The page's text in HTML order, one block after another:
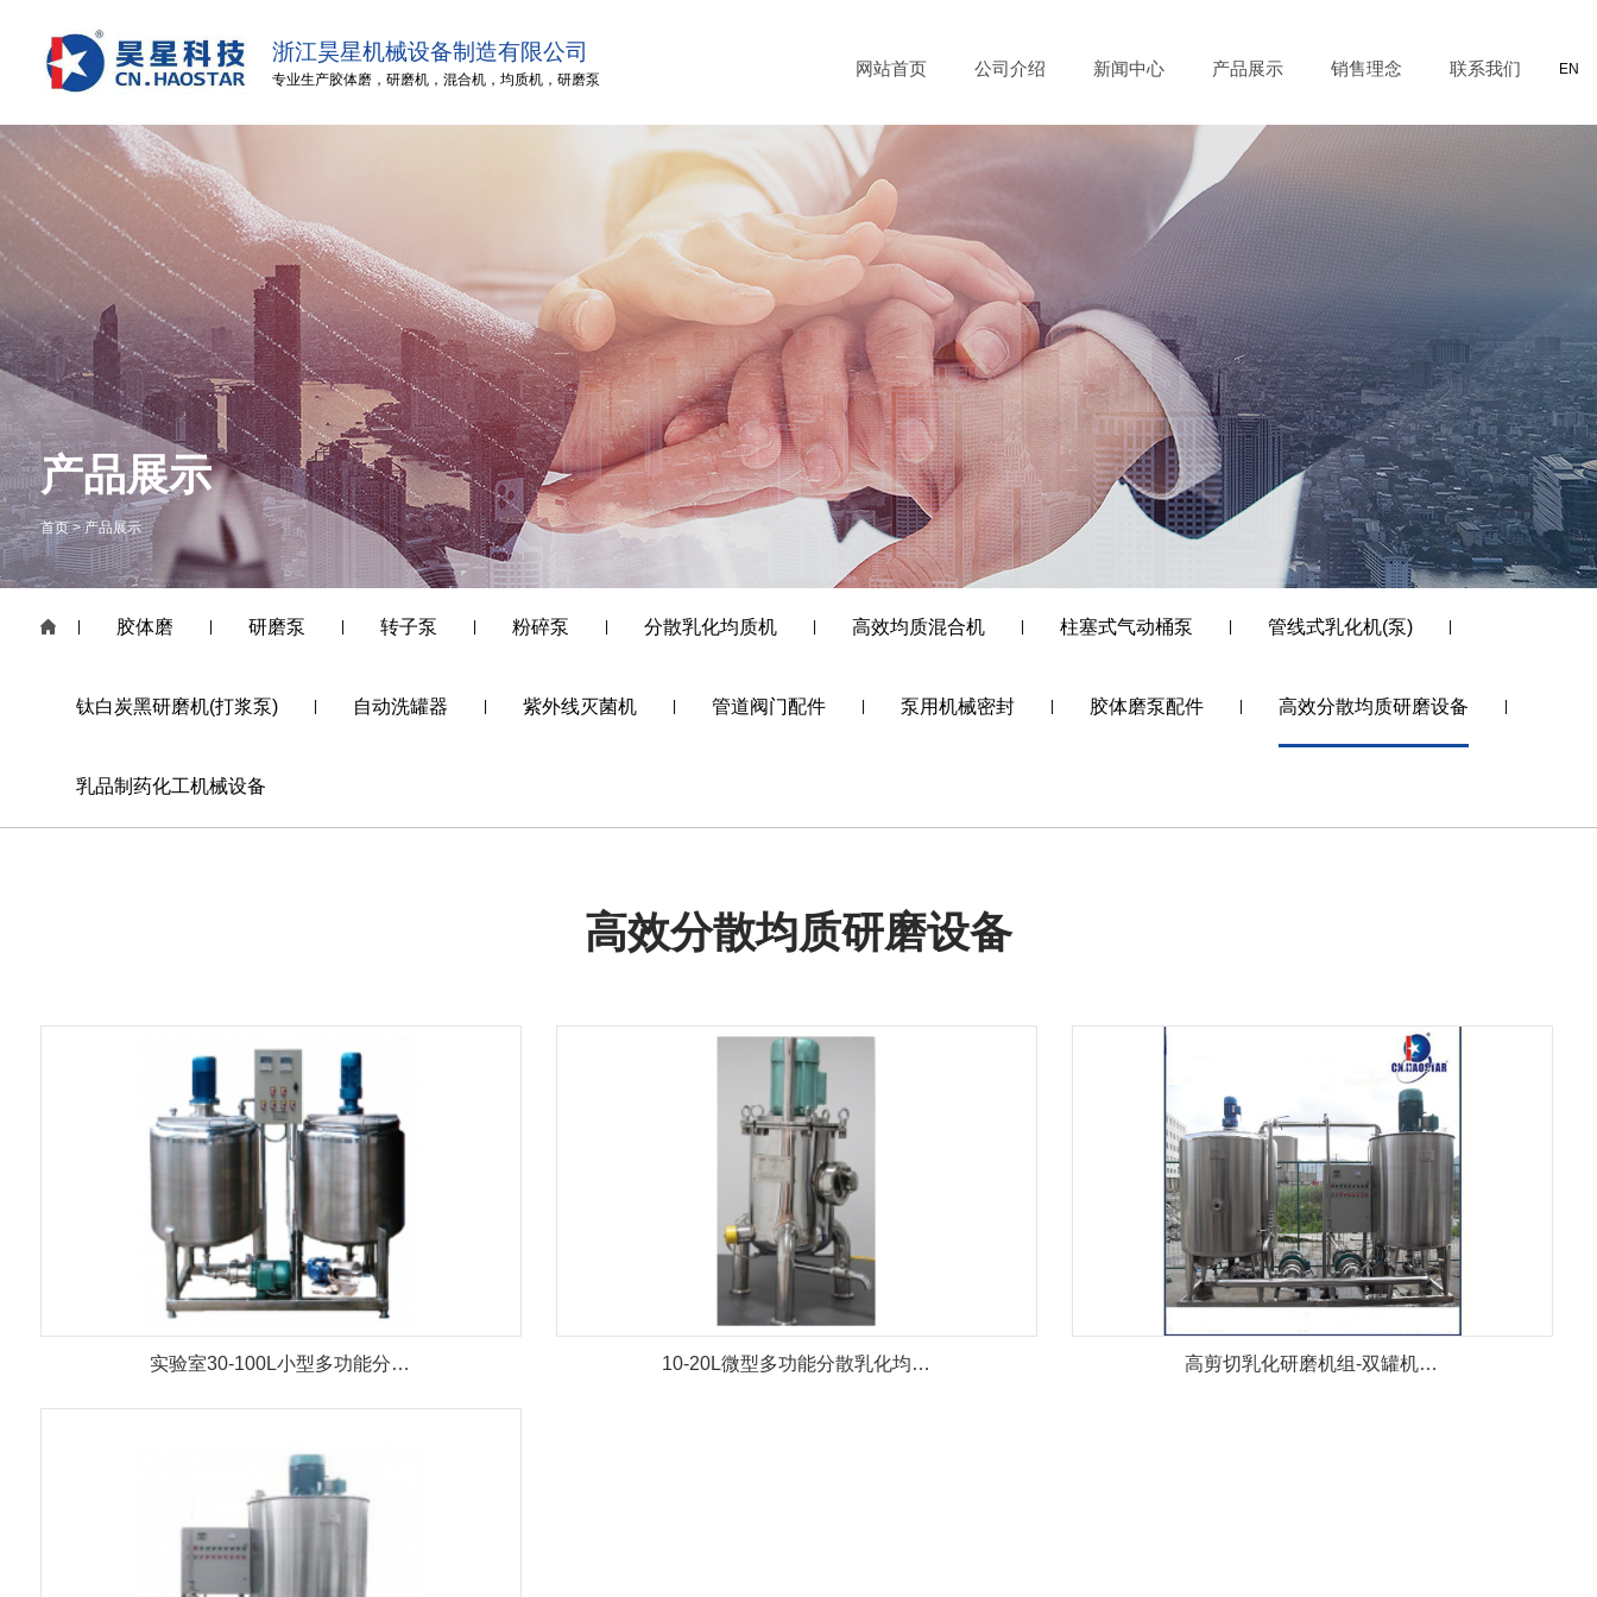
浙江昊星机械设备制造有限公司
专业生产胶体磨， 研磨机， 混合机， 均质机， 研磨泵
EN
联系我们
销售理念
产品展示
新闻中心
公司介绍
网站首页
产品展示
首页 >产品展示
胶体磨 研磨泵 转子泵 粉碎泵 分散乳化均质机 高效均质混合机 柱塞式气动桶泵 管线式乳化机(泵)
钛白炭黑研磨机(打浆泵) 自动洗罐器 紫外线灭菌机 管道阀门配件 泵用机械密封 胶体磨泵配件 高效分散均质研磨设备
乳品制药化工机械设备
高效分散均质研磨设备
实验室30-100L小型多功能分… 10-20L微型多功能分散乳化均… 高剪切乳化研磨机组-双罐机…